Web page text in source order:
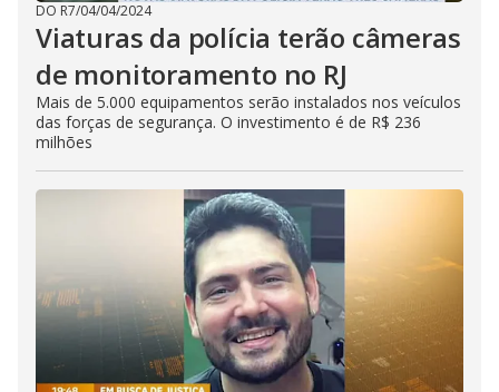
DO R7/04/04/2024
Viaturas da polícia terão câmeras
de monitoramento no RJ
Mais de 5.000 equipamentos serão instalados nos veículos
das forças de segurança. O investimento é de R$ 236
milhões